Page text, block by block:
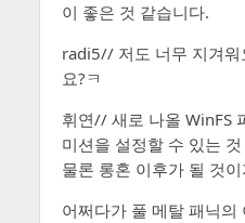
이 좋은 것 같습니다.
radi5// 저도 너무 지겨워
요?ㅋ
휘연// 새로 나올 WinFS
미션을 설정할 수 있는
물론 롱혼 이후가 될 것
어쩌다가 풀 메탈 패닉의